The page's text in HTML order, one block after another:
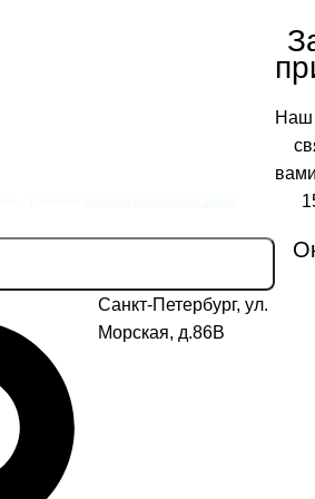
Наш
Санкт-Петербург, ул.
Морская, д.86В